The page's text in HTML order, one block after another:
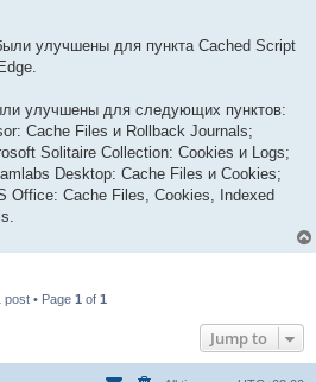
улучшены для пункта Cached Script
улучшены для следующих пунктов:
Cache Files и Rollback Journals;
Solitaire Collection: Cookies и Logs;
Desktop: Cache Files и Cookies;
Office: Cache Files, Cookies, Indexed
post • Page 1 of 1
Jump to